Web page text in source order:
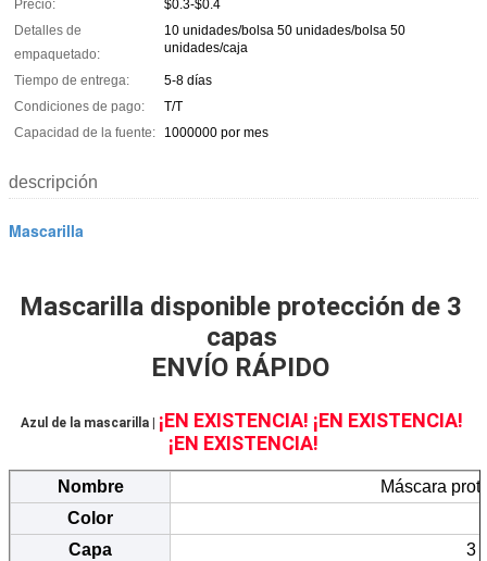
Precio:
$0.3-$0.4
Detalles de
empaquetado:
10 unidades/bolsa 50 unidades/bolsa 50
unidades/caja
Tiempo de entrega:
5-8 días
Condiciones de pago:
T/T
Capacidad de la fuente:
1000000 por mes
descripción
Mascarilla
Mascarilla disponible protección de 3
capas
ENVÍO RÁPIDO
Azul de la mascarilla | ¡EN EXISTENCIA! ¡EN EXISTENCIA!
¡EN EXISTENCIA!
Nombre
Máscara
Color
Capa
3